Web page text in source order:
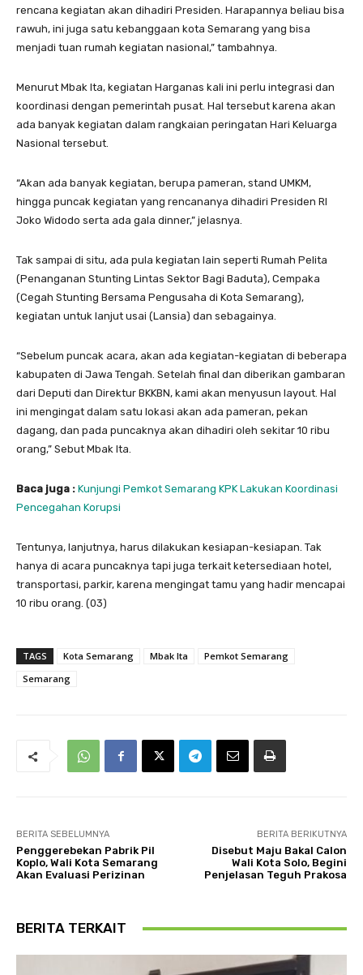
rencana kegiatan akan dihadiri Presiden. Harapannya beliau bisa
rawuh, ini juga satu kebanggaan kota Semarang yang bisa
menjadi tuan rumah kegiatan nasional,” tambahnya.
Menurut Mbak Ita, kegiatan Harganas kali ini perlu integrasi dan
koordinasi dengan pemerintah pusat. Hal tersebut karena akan
ada banyak kegiatan dalam rangkaian peringatan Hari Keluarga
Nasional tersebut.
“Akan ada banyak kegiatan, berupa pameran, stand UMKM,
hingga puncak kegiatan yang rencananya dihadiri Presiden RI
Joko Widodo serta ada gala dinner,” jelasnya.
Tak sampai di situ, ada pula kegiatan lain seperti Rumah Pelita
(Penanganan Stunting Lintas Sektor Bagi Baduta), Cempaka
(Cegah Stunting Bersama Pengusaha di Kota Semarang),
kegiatan untuk lanjut usai (Lansia) dan sebagainya.
“Sebelum puncak acara, akan ada kegiatan-kegiatan di beberapa
kabupaten di Jawa Tengah. Setelah final dan diberikan gambaran
dari Deputi dan Direktur BKKBN, kami akan menyusun layout. Hal
ini mengingat dalam satu lokasi akan ada pameran, pekan
dagang, dan pada puncaknya akan dihadiri oleh sekitar 10 ribu
orang,” Sebut Mbak Ita.
Baca juga : Kunjungi Pemkot Semarang KPK Lakukan Koordinasi
Pencegahan Korupsi
Tentunya, lanjutnya, harus dilakukan kesiapan-kesiapan. Tak
hanya di acara puncaknya tapi juga terkait ketersediaan hotel,
transportasi, parkir, karena mengingat tamu yang hadir mencapai
10 ribu orang. (03)
TAGS Kota Semarang Mbak Ita
Pemkot Semarang
Semarang
BERITA SEBELUMNYA
Penggerebekan Pabrik Pil
Koplo, Wali Kota Semarang
Akan Evaluasi Perizinan
BERITA BERIKUTNYA
Disebut Maju Bakal Calon
Wali Kota Solo, Begini
Penjelasan Teguh Prakosa
BERITA TERKAIT